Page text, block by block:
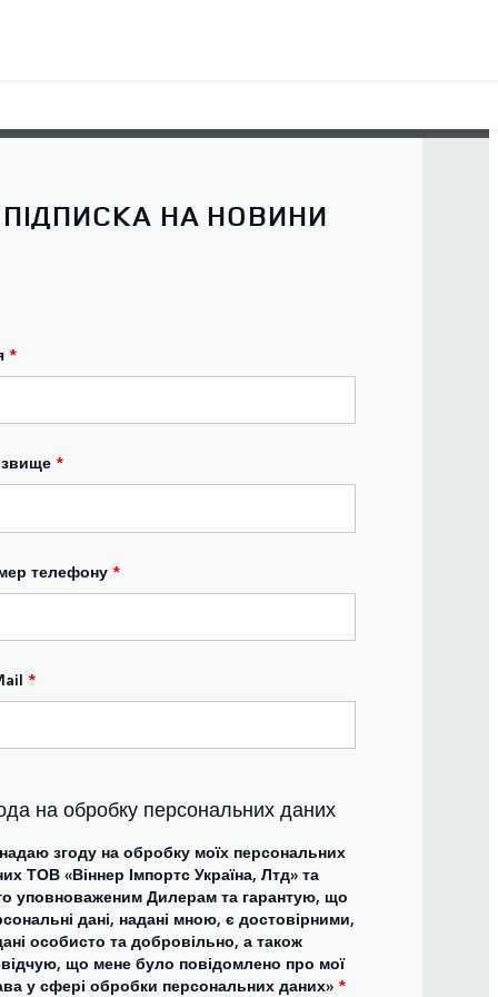
ПІДПИСКА НА НОВИНИ
*
*
телефону *
*
на обробку персональних даних
згоду на обробку моїх персональних
ТОВ «Віннер Імпортс Україна, Лтд» та
уповноваженим Дилерам та гарантую, що
дані, надані мною, є достовірними,
особисто та добровільно, а також
що мене було повідомлено про мої
у сфері обробки персональних даних» *